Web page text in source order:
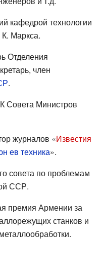
кафедрой технологии
Маркса.
Отделения
член
.
Совета Министров
журналов «Известия
ев техника».
совета по проблемам
ССР.
премия Армении за
станков и